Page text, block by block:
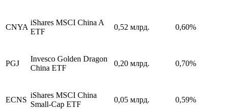
CNYA
iShares MSCI China A
ETF
0,52 млрд. 0,60%
PGJ
Invesco Golden Dragon
China ETF
0,20 млрд. 0,70%
ECNS
iShares MSCI China
Small-Cap ETF
0,05 млрд. 0,59%